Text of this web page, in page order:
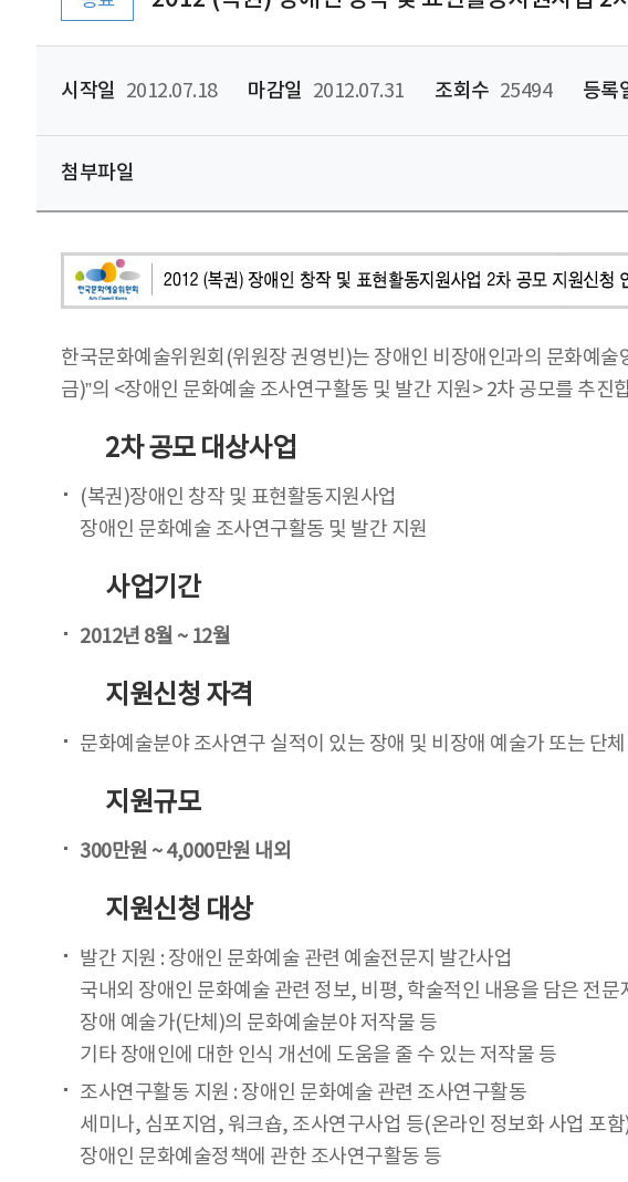
시작일 2012.07.18 마감일 2012.07.31 조회수 25494 등록
첨부파일
한국문화예술위원회(위원장 권영빈)는 장애인 비장애인과의 문화예
금)”의 <장애인 문화예술 조사연구활동 및 발간 지원> 2차 공모를 추
2차 공모 대상사업
(복권)장애인 창작 및 표현활동지원사업
장애인 문화예술 조사연구활동 및 발간 지원
사업기간
2012년 8월 ~ 12월
지원신청 자격
문화예술분야 조사연구 실적이 있는 장애 및 비장애 예술가 또는 단체
지원규모
300만원 ~ 4,000만원 내외
지원신청 대상
발간 지원 : 장애인 문화예술 관련 예술전문지 발간사업
국내외 장애인 문화예술 관련 정보, 비평, 학술적인 내용을 담은 전문
장애 예술가(단체)의 문화예술분야 저작물 등
기타 장애인에 대한 인식 개선에 도움을 줄 수 있는 저작물 등
조사연구활동 지원 : 장애인 문화예술 관련 조사연구활동
세미나, 심포지엄, 워크숍, 조사연구사업 등(온라인 정보화 사업 포함
장애인 문화예술정책에 관한 조사연구활동 등